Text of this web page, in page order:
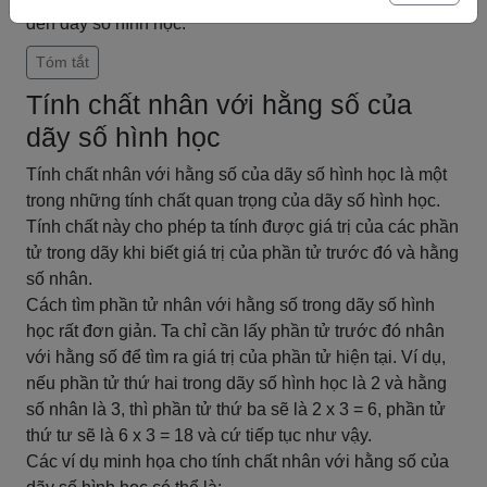
đến dãy số hình học.
Tóm tắt
Tính chất nhân với hằng số của
dãy số hình học
Tính chất nhân với hằng số của dãy số hình học là một
trong những tính chất quan trọng của dãy số hình học.
Tính chất này cho phép ta tính được giá trị của các phần
tử trong dãy khi biết giá trị của phần tử trước đó và hằng
số nhân.
Cách tìm phần tử nhân với hằng số trong dãy số hình
học rất đơn giản. Ta chỉ cần lấy phần tử trước đó nhân
với hằng số để tìm ra giá trị của phần tử hiện tại. Ví dụ,
nếu phần tử thứ hai trong dãy số hình học là 2 và hằng
số nhân là 3, thì phần tử thứ ba sẽ là 2 x 3 = 6, phần tử
thứ tư sẽ là 6 x 3 = 18 và cứ tiếp tục như vậy.
Các ví dụ minh họa cho tính chất nhân với hằng số của